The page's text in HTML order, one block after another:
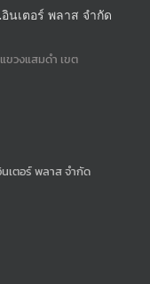
นเตอร์ พลาส จำกัด
ขวงแสมดำ เขต
เตอร์ พลาส จำกัด